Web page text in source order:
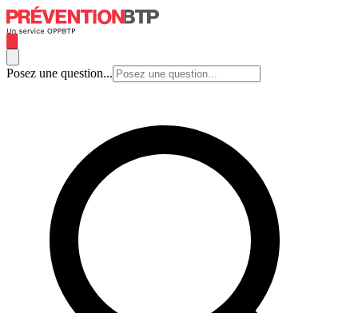
Posez une question...